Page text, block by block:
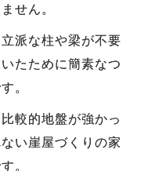
せん。
派な柱や梁が不要
たために簡素なつ
。
較的地盤が強かっ
い崖屋づくりの家
。